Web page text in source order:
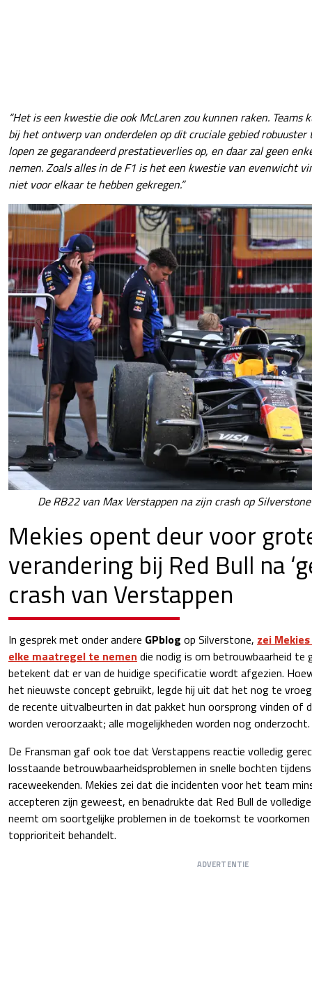
“Het is een kwestie die ook McLaren zou kunnen raken. Teams
bij het ontwerp van onderdelen op dit cruciale gebied
lopen ze gegarandeerd prestatieverlies op, en daar zal geen
nemen. Zoals alles in de F1 is het een kwestie van evenwicht
niet voor elkaar te hebben gekregen.”
De RB22 van Max Verstappen na zijn crash op
Mekies opent deur voor
verandering bij Red Bull na
crash van Verstappen
In gesprek met onder andere GPblog op Silverstone, zei
elke maatregel te nemen die nodig is om betrouwbaarheid te
betekent dat er van de huidige specificatie wordt afgezien.
het nieuwste concept gebruikt, legde hij uit dat het nog te
de recente uitvalbeurten in dat pakket hun oorsprong vinden of
worden veroorzaakt; alle mogelijkheden worden nog onderzocht.
De Fransman gaf ook toe dat Verstappens reactie volledig
losstaande betrouwbaarheidsproblemen in snelle bochten
raceweekenden. Mekies zei dat die incidenten voor het team
accepteren zijn geweest, en benadrukte dat Red Bull de
neemt om soortgelijke problemen in de toekomst te
topprioriteit behandelt.
ADVERTENTIE